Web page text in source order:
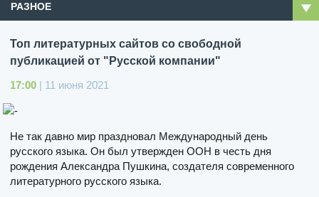
РАЗНОЕ
Топ литературных сайтов со свободной
публикацией от "Русской компании"
17:00 | 11 июня 2021
Не так давно мир праздновал Международный день
русского языка. Он был утвержден ООН в честь дня
рождения Александра Пушкина, создателя современного
литературного русского языка.